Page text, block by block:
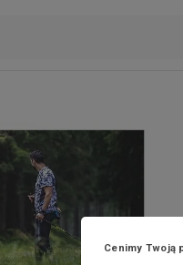
Cenimy Twoją